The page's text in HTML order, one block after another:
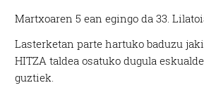
Martxoaren 5 ean egingo da 33.
Lasterketan parte hartuko baduzu
HITZA taldea osatuko dugula
guztiek.